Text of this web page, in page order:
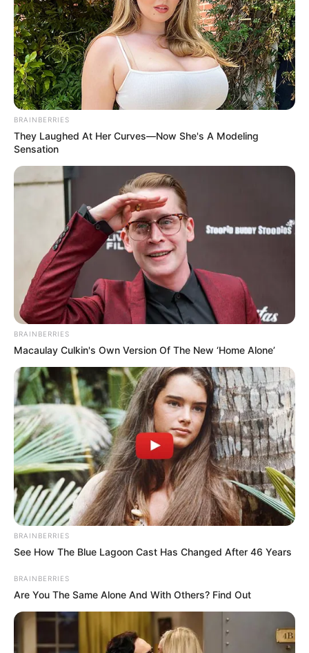
BRAINBERRIES
They Laughed At Her Curves—Now She's A Modeling
Sensation
BRAINBERRIES
Macaulay Culkin's Own Version Of The New ‘Home Alone’
BRAINBERRIES
See How The Blue Lagoon Cast Has Changed After 46 Years
BRAINBERRIES
Are You The Same Alone And With Others? Find Out